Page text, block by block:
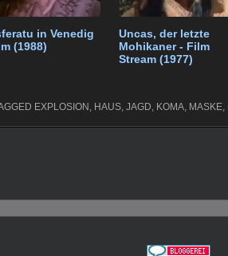
in Venedig
(1988)
Uncas, der letzte
Mohikaner - Film
Stream (1977)
EXPLOSION , HAUS, JAGD, KOMA, MASKE,